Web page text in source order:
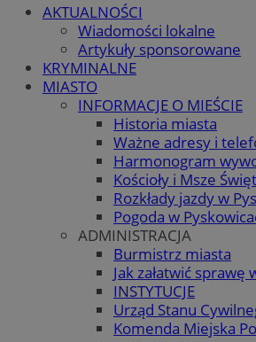
AKTUALNOŚCI
Wiadomości lokalne
Artykuły sponsorowane
KRYMINALNE
MIASTO
INFORMACJE O MIEŚCIE
Historia miasta
Ważne adresy i
Harmonogram
Kościoły i Msze
Rozkłady jazdy w
Pogoda w
ADMINISTRACJA
Burmistrz miasta
Jak załatwić sprawę
INSTYTUCJE
Urząd Stanu
Komenda Miejska